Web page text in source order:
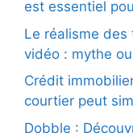
est essentiel
Le réalisme
vidéo : mythe
Crédit
courtier peut
Dobble :